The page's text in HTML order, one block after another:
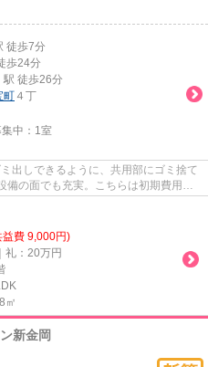
徒歩7分
歩24分
駅 徒歩26分
町 ４丁
中： 1室
出しできるように、共用部にゴミ捨て
備の面でも充実。こちらは初期費用を
費 9,000円)
礼：20万円
㎡
新金岡